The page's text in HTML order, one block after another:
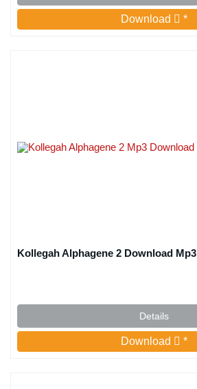
Download *
Kollegah Alphagene 2 Download Mp3
Details
Download *